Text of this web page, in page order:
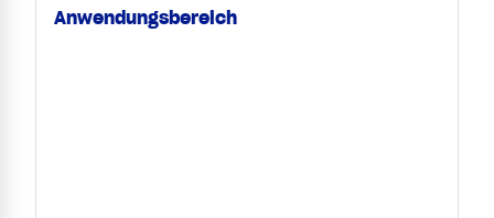
Anwendungsbereich